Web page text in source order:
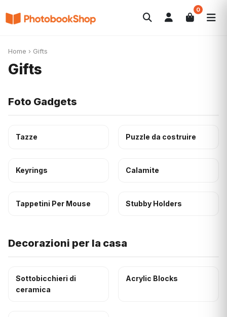
0
Search
Foto Gadgets
Home › Gifts
Gifts
Foto Gadgets
Tazze Puzzle da costruire
Keyrings Calamite
Tappetini Per Mouse Stubby Holders
Decorazioni per la casa
Sottobicchieri di
ceramica
Acrylic Blocks